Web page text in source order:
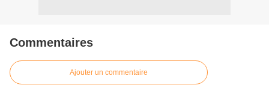
Commentaires
Ajouter un commentaire